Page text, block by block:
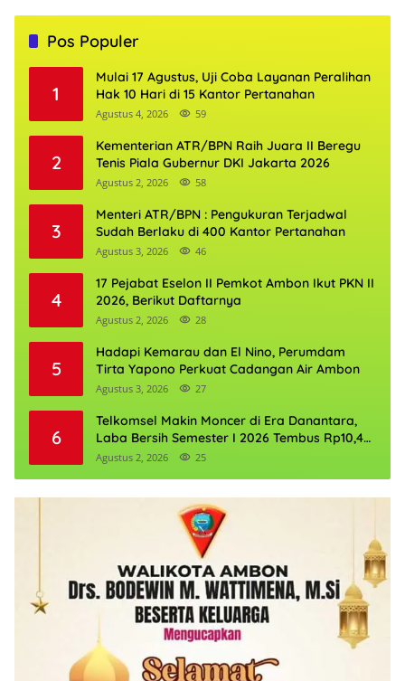
Pos Populer
1
Mulai 17 Agustus, Uji Coba Layanan Peralihan
Hak 10 Hari di 15 Kantor Pertanahan
Agustus 4, 2026 59
2
Kementerian ATR/BPN Raih Juara II Beregu
Tenis Piala Gubernur DKI Jakarta 2026
Agustus 2, 2026 58
3
Menteri ATR/BPN : Pengukuran Terjadwal
Sudah Berlaku di 400 Kantor Pertanahan
Agustus 3, 2026 46
4
17 Pejabat Eselon II Pemkot Ambon Ikut PKN II
2026, Berikut Daftarnya
Agustus 2, 2026 28
5
Hadapi Kemarau dan El Nino, Perumdam
Tirta Yapono Perkuat Cadangan Air Ambon
Agustus 3, 2026 27
6
Telkomsel Makin Moncer di Era Danantara,
Laba Bersih Semester I 2026 Tembus Rp10,4
Triliun
Agustus 2, 2026 25